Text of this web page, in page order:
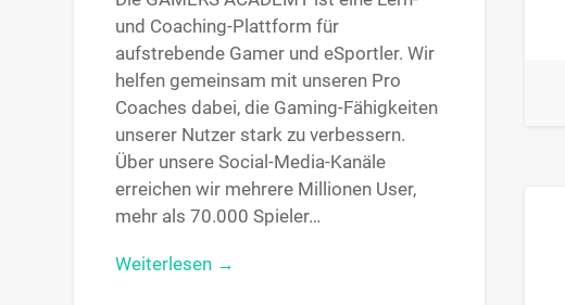
und Coaching-Plattform für
aufstrebende Gamer und eSportler. Wir
helfen gemeinsam mit unseren Pro
Coaches dabei, die Gaming-Fähigkeiten
unserer Nutzer stark zu verbessern.
Über unsere Social-Media-Kanäle
erreichen wir mehrere Millionen User,
mehr als 70.000 Spieler…
Weiterlesen →